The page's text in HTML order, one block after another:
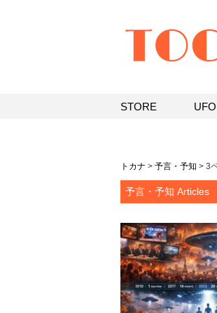
トカナ > 予言・予知 > 3
予言・予知 Articles
STORE